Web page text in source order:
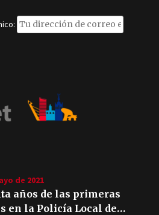
de 2021
años de las primeras
en la Policía Local de